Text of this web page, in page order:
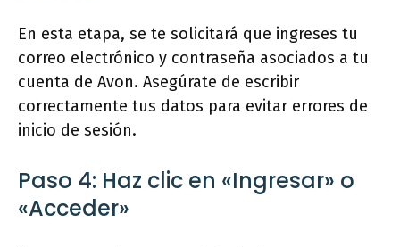
En esta etapa, se te solicitará que ingreses tu
correo electrónico y contraseña asociados a tu
cuenta de Avon. Asegúrate de escribir
correctamente tus datos para evitar errores de
inicio de sesión.
Paso 4: Haz clic en «Ingresar» o
«Acceder»